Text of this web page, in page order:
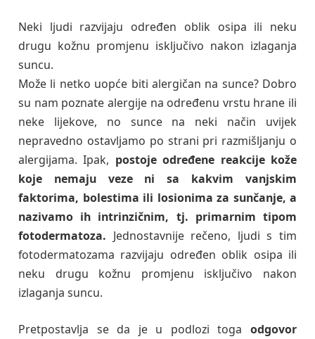
Neki ljudi razvijaju određen oblik osipa ili neku
drugu kožnu promjenu isključivo nakon izlaganja
suncu.
Može li netko uopće biti alergičan na sunce? Dobro
su nam poznate alergije na određenu vrstu hrane ili
neke lijekove, no sunce na neki način uvijek
nepravedno ostavljamo po strani pri razmišljanju o
alergijama. Ipak, postoje određene reakcije kože
koje nemaju veze ni sa kakvim vanjskim
faktorima, bolestima ili losionima za sunčanje, a
nazivamo ih intrinzičnim, tj. primarnim tipom
fotodermatoza. Jednostavnije rečeno, ljudi s tim
fotodermatozama razvijaju određen oblik osipa ili
neku drugu kožnu promjenu isključivo nakon
izlaganja suncu.
Pretpostavlja se da je u podlozi toga odgovor